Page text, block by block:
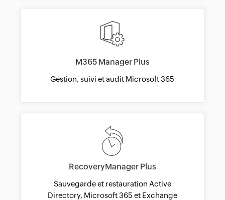
M365 Manager Plus
Gestion, suivi et audit Microsoft 365
RecoveryManager Plus
Sauvegarde et restauration Active
Directory, Microsoft 365 et Exchange